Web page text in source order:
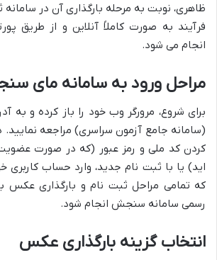
ظاهری، نوبت به مرحله بارگذاری آن در
فرآیند به صورت کاملاً آنلاین و از طریق
انجام می شود.
مراحل ورود به سامانه مای
(سامانه جامع آزمون سراسری) مراجعه نمایید.
کردن کد ملی و رمز عبور (که در صورت
اید) یا با ثبت نام جدید، وارد حساب
که تمامی مراحل ثبت نام و بارگذاری عکس
رسمی سامانه سنجش انجام شود.
انتخاب گزینه بارگذاری عکس